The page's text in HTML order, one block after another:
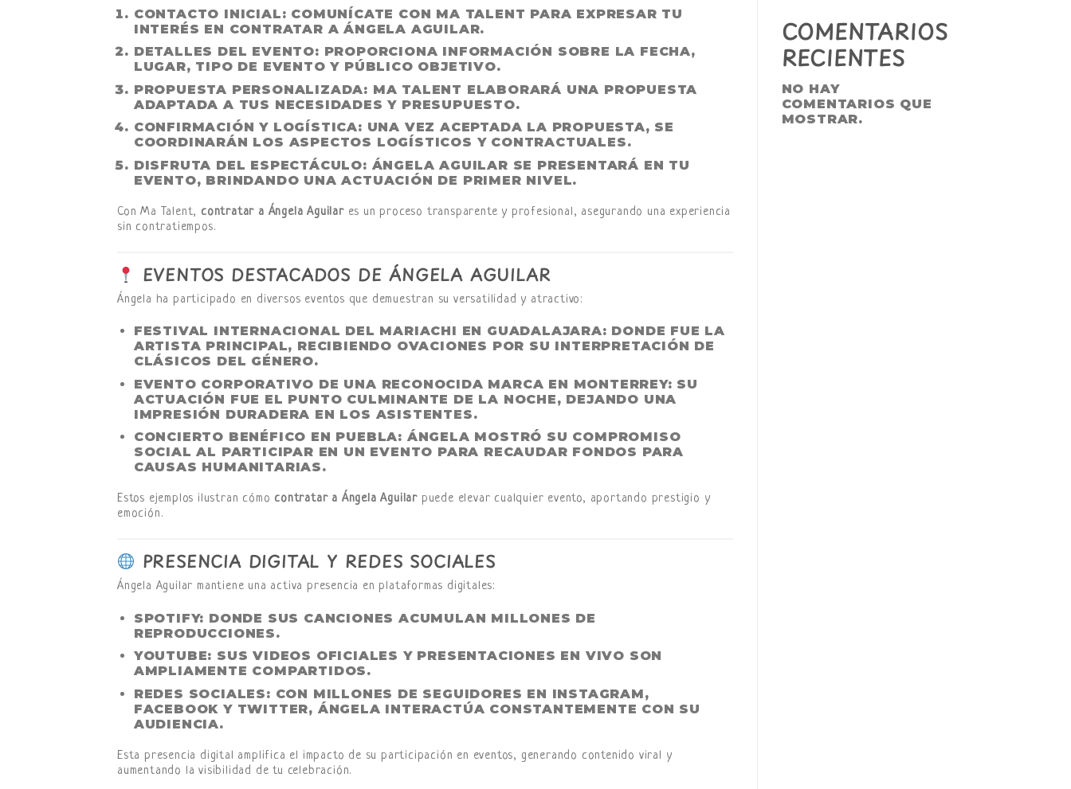
CONTACTO INICIAL: COMUNÍCATE CON MA TALENT PARA EXPRESAR TU
INTERÉS EN CONTRATAR A ÁNGELA AGUILAR.
DETALLES DEL EVENTO: PROPORCIONA INFORMACIÓN SOBRE LA FECHA,
LUGAR, TIPO DE EVENTO Y PÚBLICO OBJETIVO.
PROPUESTA PERSONALIZADA: MA TALENT ELABORARÁ UNA PROPUESTA
ADAPTADA A TUS NECESIDADES Y PRESUPUESTO.
CONFIRMACIÓN Y LOGÍSTICA: UNA VEZ ACEPTADA LA PROPUESTA, SE
COORDINARÁN LOS ASPECTOS LOGÍSTICOS Y CONTRACTUALES.
DISFRUTA DEL ESPECTÁCULO: ÁNGELA AGUILAR SE PRESENTARÁ EN TU
EVENTO, BRINDANDO UNA ACTUACIÓN DE PRIMER NIVEL.
Con Ma Talent, contratar a Ángela Aguilares un proceso transparente y profesional, asegurando una experiencia
sin contratiempos.
EVENTOS DESTACADOS DE ÁNGELA AGUILAR
Ángela ha participado en diversos eventos que demuestran su versatilidad y atractivo:
FESTIVAL INTERNACIONAL DEL MARIACHI EN GUADALAJARA: DONDE FUE LA
ARTISTA PRINCIPAL, RECIBIENDO OVACIONES POR SU INTERPRETACIÓN DE
CLÁSICOS DEL GÉNERO.
EVENTO CORPORATIVO DE UNA RECONOCIDA MARCA EN MONTERREY: SU
ACTUACIÓN FUE EL PUNTO CULMINANTE DE LA NOCHE, DEJANDO UNA
IMPRESIÓN DURADERA EN LOS ASISTENTES.
CONCIERTO BENÉFICO EN PUEBLA: ÁNGELA MOSTRÓ SU COMPROMISO
SOCIAL AL PARTICIPAR EN UN EVENTO PARA RECAUDAR FONDOS PARA
CAUSAS HUMANITARIAS.
Estos ejemplos ilustran cómo contratar a Ángela Aguilar puede elevar cualquier evento, aportando prestigio y
emoción.
PRESENCIA DIGITAL Y REDES SOCIALES
Ángela Aguilar mantiene una activa presencia en plataformas digitales:
SPOTIFY: DONDE SUS CANCIONES ACUMULAN MILLONES DE
REPRODUCCIONES.
YOUTUBE: SUS VIDEOS OFICIALES Y PRESENTACIONES EN VIVO SON
AMPLIAMENTE COMPARTIDOS.
REDES SOCIALES: CON MILLONES DE SEGUIDORES EN INSTAGRAM,
FACEBOOK Y TWITTER, ÁNGELA INTERACTÚA CONSTANTEMENTE CON SU
AUDIENCIA.
Esta presencia digital amplifica el impacto de su participación en eventos, generando contenido viral y
aumentando la visibilidad de tu celebración.
COMENTARIOS
RECIENTES
NO HAY
COMENTARIOS QUE
MOSTRAR.